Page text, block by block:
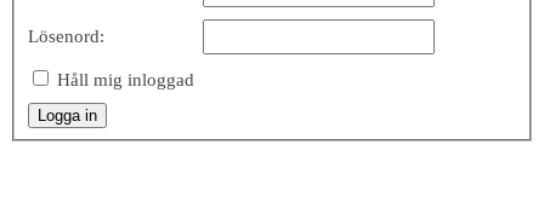
Lösenord:
Håll mig inloggad
Logga in